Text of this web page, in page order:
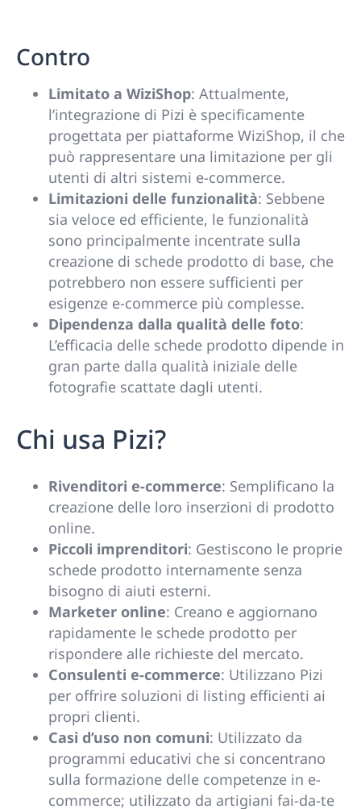
Contro
Limitato a WiziShop: Attualmente,
l’integrazione di Pizi è specificamente
progettata per piattaforme WiziShop, il che
può rappresentare una limitazione per gli
utenti di altri sistemi e-commerce.
Limitazioni delle funzionalità: Sebbene
sia veloce ed efficiente, le funzionalità
sono principalmente incentrate sulla
creazione di schede prodotto di base, che
potrebbero non essere sufficienti per
esigenze e-commerce più complesse.
Dipendenza dalla qualità delle foto:
L’efficacia delle schede prodotto dipende in
gran parte dalla qualità iniziale delle
fotografie scattate dagli utenti.
Chi usa Pizi?
Rivenditori e-commerce: Semplificano la
creazione delle loro inserzioni di prodotto
online.
Piccoli imprenditori: Gestiscono le proprie
schede prodotto internamente senza
bisogno di aiuti esterni.
Marketer online: Creano e aggiornano
rapidamente le schede prodotto per
rispondere alle richieste del mercato.
Consulenti e-commerce: Utilizzano Pizi
per offrire soluzioni di listing efficienti ai
propri clienti.
Casi d’uso non comuni: Utilizzato da
programmi educativi che si concentrano
sulla formazione delle competenze in e-
commerce; utilizzato da artigiani fai-da-te